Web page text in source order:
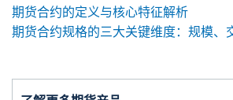
期货合约的定义与核心特征解析
期货合约规格的三大关键维度：规模、